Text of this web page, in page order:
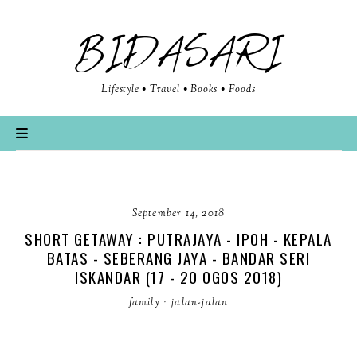
BIDASARI
Lifestyle • Travel • Books • Foods
September 14, 2018
SHORT GETAWAY : PUTRAJAYA - IPOH - KEPALA
BATAS - SEBERANG JAYA - BANDAR SERI
ISKANDAR (17 - 20 OGOS 2018)
family · jalan-jalan